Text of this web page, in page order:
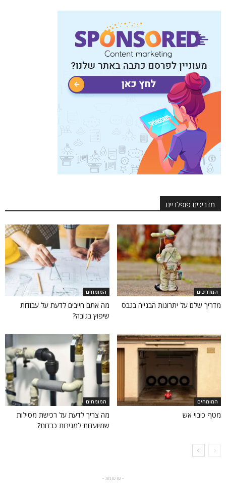
מדריכים פופלריים
המדריכים
מדריך שלם על יתרונות הבנייה בגבס
המומחים
מה אתם חייבים לדעת על עבודות
שיפוץ בגובה?
המומחים
מטף כיבוי אש
המומחים
מה צריך לדעת על רכישת מסילות
שמיועדות למגירות כבדות?
- פרסומת -